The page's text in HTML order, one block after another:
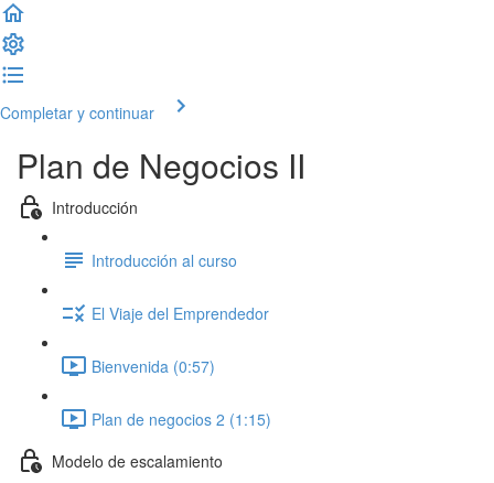
Completar y continuar
Plan de Negocios II
Introducción
Introducción al curso
El Viaje del Emprendedor
Bienvenida (0:57)
Plan de negocios 2 (1:15)
Modelo de escalamiento